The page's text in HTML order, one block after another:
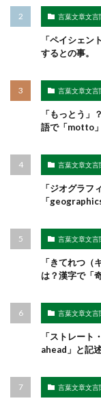
言葉文章文言
「ペイシェ
するとの事。
言葉文章文言
「もっとう」
語で「motto
言葉文章文言
「ジオグラフ
「
言葉文章文言
「きてれつ（
は？漢字で「
言葉文章文言
「ストレー
ahead」と記
言葉文章文言